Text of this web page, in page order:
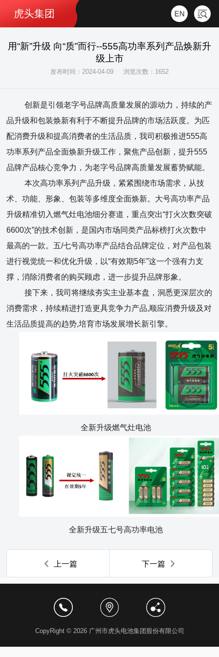
虎头集团
用“新”升级 向“质”而行--555高功率系列产品焕新升
级上市
发布时间：2024-04-09 浏览次数：1652
创新是引领老字号品牌高质量发展的源动力，持续的产
品升级和包装焕新有利于不断提升品牌的市场活跃度。为匹
配消费升级和提高消费者的生活品质，我司积极推进555高
功率系列产品全面焕新升级工作，聚焦产品创新，提升555
品牌产品核心竞争力，为老字号品牌高质量发展蓄势赋能。
本次高功率系列产品升级，紧紧围绕市场需求，从技
术、功能、形象、包装等多维度全面焕新。大号高功率产品
升级精准切入燃气灶电池细分赛道，重点突出“打火次数突破
6600次”的技术创新，是国内市场同类产品标榜打火次数中
最高的一款。五/七号高功率产品结合品牌定位，对产品包装
进行视觉统一和优化升级，以“有效期5年”这一个强有力支
撑，消除消费者的购买顾虑，进一步提升品牌形象。
接下来，我司将继续夯实主业基本盘，洞悉更深层次的
消费需求，持续精进打造更具竞争力产品,顺应消费升级及对
生活品质提高的趋势,培育市场发展增长新引擎。
全新升级燃气灶电池
全新升级五七号高功率电池
上一篇 下一篇
CopyRight © 2026 广州市虎头电池集团股份有限公司